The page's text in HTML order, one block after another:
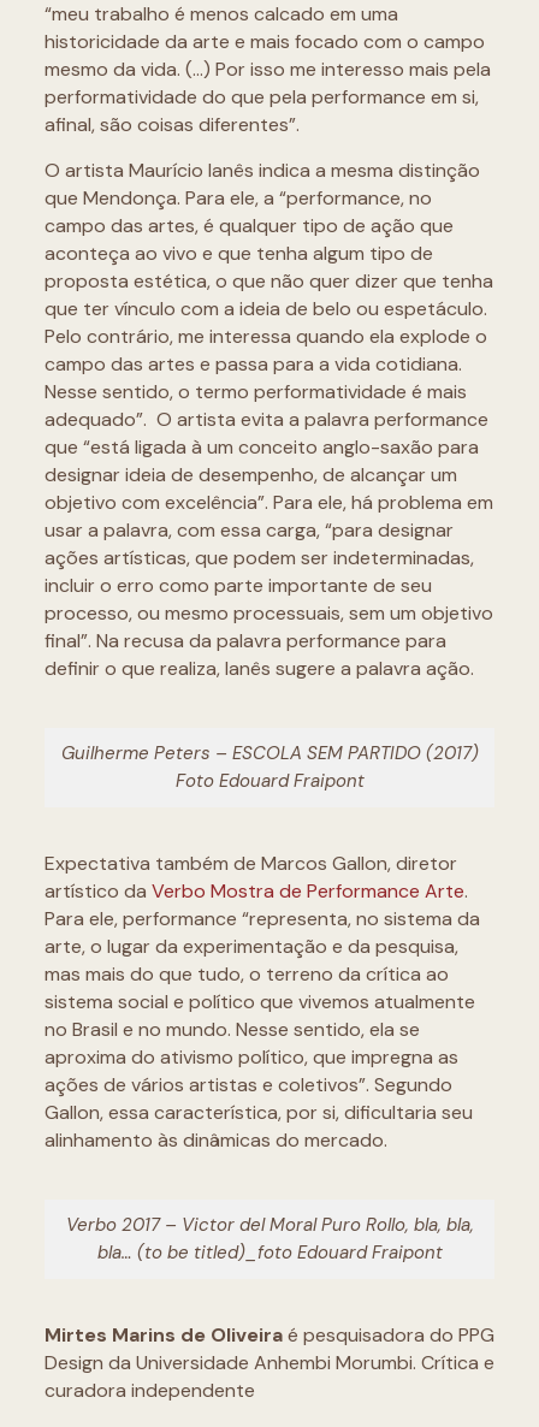
“meu trabalho é menos calcado em uma
historicidade da arte e mais focado com o campo
mesmo da vida. (…) Por isso me interesso mais pela
performatividade do que pela performance em si,
afinal, são coisas diferentes”.
O artista Maurício Ianês indica a mesma distinção
que Mendonça. Para ele, a “performance, no
campo das artes, é qualquer tipo de ação que
aconteça ao vivo e que tenha algum tipo de
proposta estética, o que não quer dizer que tenha
que ter vínculo com a ideia de belo ou espetáculo.
Pelo contrário, me interessa quando ela explode o
campo das artes e passa para a vida cotidiana.
Nesse sentido, o termo performatividade é mais
adequado”. O artista evita a palavra performance
que “está ligada à um conceito anglo-saxão para
designar ideia de desempenho, de alcançar um
objetivo com excelência”. Para ele, há problema em
usar a palavra, com essa carga, “para designar
ações artísticas, que podem ser indeterminadas,
incluir o erro como parte importante de seu
processo, ou mesmo processuais, sem um objetivo
final”. Na recusa da palavra performance para
definir o que realiza, Ianês sugere a palavra ação.
Guilherme Peters – ESCOLA SEM PARTIDO (2017)
Foto Edouard Fraipont
Expectativa também de Marcos Gallon, diretor
artístico da Verbo Mostra de Performance Arte.
Para ele, performance “representa, no sistema da
arte, o lugar da experimentação e da pesquisa,
mas mais do que tudo, o terreno da crítica ao
sistema social e político que vivemos atualmente
no Brasil e no mundo. Nesse sentido, ela se
aproxima do ativismo político, que impregna as
ações de vários artistas e coletivos”. Segundo
Gallon, essa característica, por si, dificultaria seu
alinhamento às dinâmicas do mercado.
Verbo 2017 – Victor del Moral Puro Rollo, bla, bla,
bla… (to be titled)_foto Edouard Fraipont
Mirtes Marins de Oliveiraé pesquisadora do PPG
Design da Universidade Anhembi Morumbi. Crítica e
curadora independente